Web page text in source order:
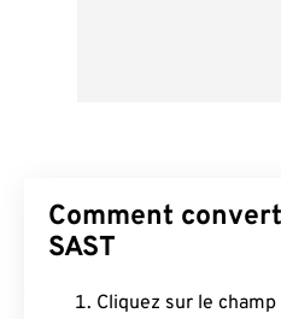
Comment
SAST
Cliquez sur le